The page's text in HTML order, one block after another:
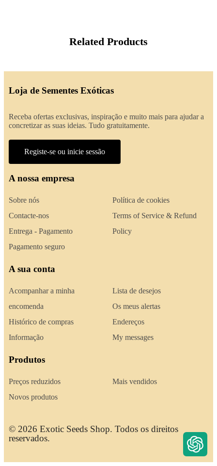
Related Products
Loja de Sementes Exóticas
Receba ofertas exclusivas, inspiração e muito mais para ajudar a
concretizar as suas ideias. Tudo gratuitamente.
Registe-se ou inicie sessão
A nossa empresa
Sobre nós
Contacte-nos
Entrega - Pagamento
Pagamento seguro
Política de cookies
Terms of Service & Refund
Policy
A sua conta
Acompanhar a minha
encomenda
Histórico de compras
Informação
Lista de desejos
Os meus alertas
Endereços
My messages
Produtos
Preços reduzidos
Novos produtos
Mais vendidos
© 2026 Exotic Seeds Shop. Todos os direitos
reservados.